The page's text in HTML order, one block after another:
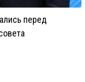
перед